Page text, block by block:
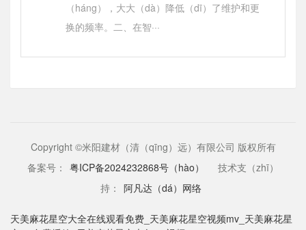
（háng），大大（dà）降低（dī）了维护和更
换的频率。二、在智···
Copyright ©米阳建材（清（qīng）远）有限公司 版权所有
备案号： 粤ICP备2024232868号（hào）
技术支（zhī）
持： 阿凡达（dá）网络
天美麻花星空大全在线观看免费_天美麻花星空视频mv_天美麻花星